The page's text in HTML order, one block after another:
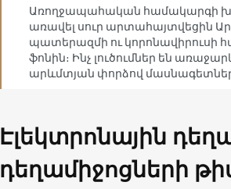
Առողջապահական համակարգի
առավել սուր արտահայտվեցին
պատերազմի ու կորոնավիրուսի
ֆոնին։ Ինչ լուծումներ են
արևմտյան փորձով
Էլեկտրոնային
դեղամիջոցների